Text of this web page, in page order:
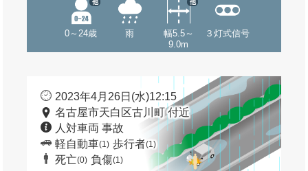
0～24歳
他
雨
幅5.5～
9.0m
他
３灯式信号
2023年4月26日(水)12:15
名古屋市天白区古川町 付近
人対車両 事故
軽自動車(1) 歩行者(1)
死亡(0) 負傷(1)